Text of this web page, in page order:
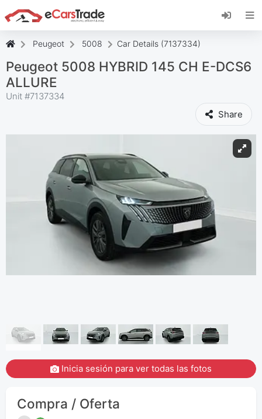
Instala la aplicación web de eCarsTrade,
añádela a tu pantalla de inicio y recibe
Peugeot 5008 Car Details (7137334)
Peugeot 5008 HYBRID 145 CH E-DCS6
ALLURE
Unit #7137334
Share
Inicia sesión para ver todas las fotos
Compra / Oferta